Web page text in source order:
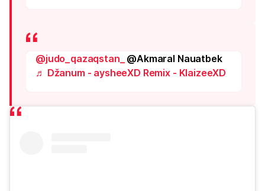
@judo_qazaqstan_
@Akmaral Nauatbek
♬ Džanum - aysheeXD Remix - KlaizeeXD